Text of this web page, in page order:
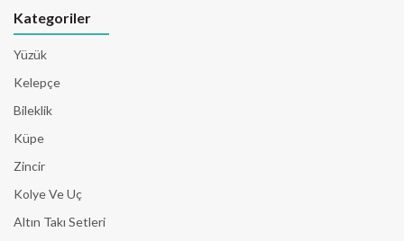
Kategoriler
Yüzük
Kelepçe
Bileklik
Küpe
Zincir
Kolye Ve Uç
Altın Takı Setleri